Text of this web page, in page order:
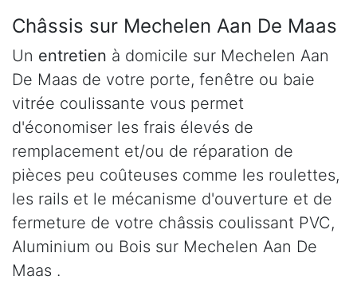
Châssis sur Mechelen Aan De Maas
Un entretien à domicile sur Mechelen Aan
De Maas de votre porte, fenêtre ou baie
vitrée coulissante vous permet
d'économiser les frais élevés de
remplacement et/ou de réparation de
pièces peu coûteuses comme les roulettes,
les rails et le mécanisme d'ouverture et de
fermeture de votre châssis coulissant PVC,
Aluminium ou Bois sur Mechelen Aan De
Maas .